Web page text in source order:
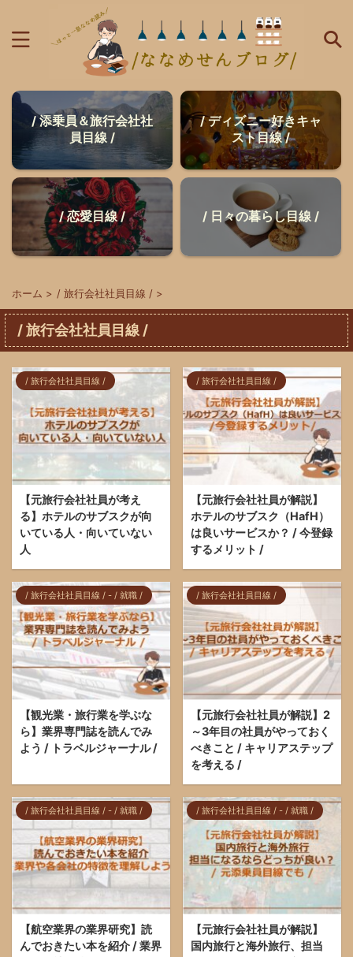
/ 添乗員＆旅行会社社
員目線 /
/ ディズニー好きキャ
スト目線 /
/ 恋愛目線 / / 日々の暮らし目線 /
ホーム > / 旅行会社社員目線 / >
/ 旅行会社社員目線 /
/ 旅行会社社員目線 /
【元旅行会社社員が考え
る】ホテルのサブスクが向
いている人・向いていない
人
/ 旅行会社社員目線 /
【元旅行会社社員が解説】
ホテルのサブスク（HafH）
は良いサービスか？ / 今登録
するメリット /
/ 旅行会社社員目線 / - / 就職 /
【観光業・旅行業を学ぶな
ら】業界専門誌を読んでみ
よう / トラベルジャーナル /
/ 旅行会社社員目線 /
【元旅行会社社員が解説】2
～3年目の社員がやっておく
べきこと / キャリアステップ
を考える /
/ 旅行会社社員目線 / - / 就職 /
【航空業界の業界研究】読
んでおきたい本を紹介 / 業界
/ 旅行会社社員目線 / - / 就職 /
【元旅行会社社員が解説】
国内旅行と海外旅行、担当